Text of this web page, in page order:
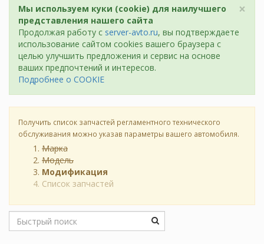
×
Мы используем куки (cookie) для наилучшего
представления нашего сайта
Продолжая работу с server-avto.ru, вы подтверждаете
использование сайтом cookies вашего браузера с
целью улучшить предложения и сервис на основе
ваших предпочтений и интересов.
Подробнее о COOKIE
Получить список запчастей регламентного технического
обслуживания можно указав параметры вашего автомобиля.
Марка
Модель
Модификация
Список запчастей